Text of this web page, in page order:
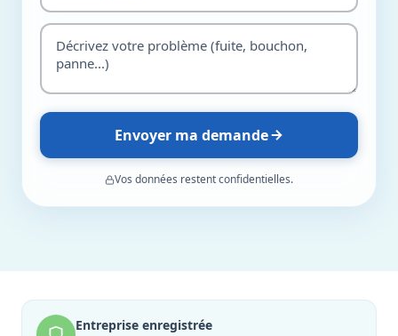
Envoyer ma demande
Vos données restent confidentielles.
Entreprise enregistrée